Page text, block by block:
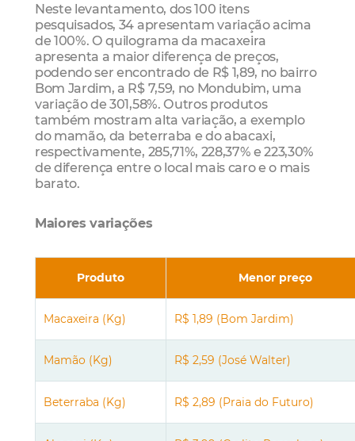
Neste levantamento, dos 100 itens
pesquisados, 34 apresentam variação acima
de 100%. O quilograma da macaxeira
apresenta a maior diferença de preços,
podendo ser encontrado de R$ 1,89, no bairro
Bom Jardim, a R$ 7,59, no Mondubim, uma
variação de 301,58%. Outros produtos
também mostram alta variação, a exemplo
do mamão, da beterraba e do abacaxi,
respectivamente, 285,71%, 228,37% e 223,30%
de diferença entre o local mais caro e o mais
barato.
Maiores variações
Produto Menor preço
Macaxeira (Kg) R$ 1,89 (Bom Jardim)
Mamão (Kg) R$ 2,59 (José Walter)
Beterraba (Kg) R$ 2,89 (Praia do Futuro)